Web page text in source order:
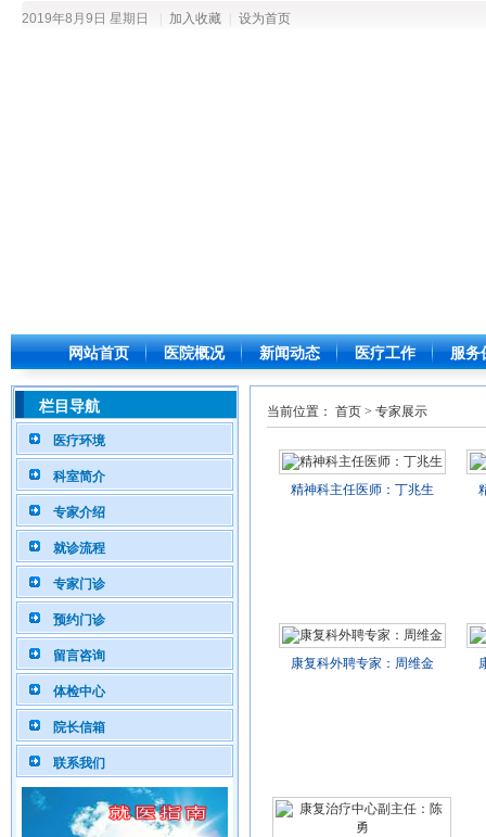
2019年8月9日 星期日 加入收藏 设为首页
网站首页 医院概况 新闻动态 医疗工作 服务
栏目导航
医疗环境
科室简介
专家介绍
就诊流程
专家门诊
预约门诊
留言咨询
体检中心
院长信箱
联系我们
当前位置： 首页 > 专家展示
精神科主任医师：丁兆生
康复科外聘专家：周维金